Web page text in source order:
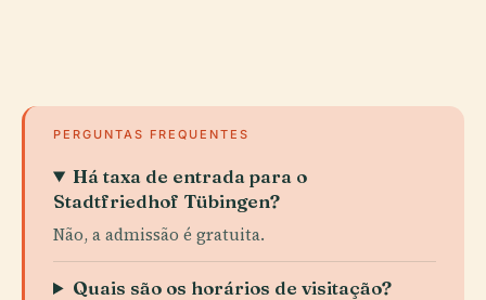
PERGUNTAS FREQUENTES
Há taxa de entrada para o
Stadtfriedhof Tübingen?
Não, a admissão é gratuita.
Quais são os horários de visitação?